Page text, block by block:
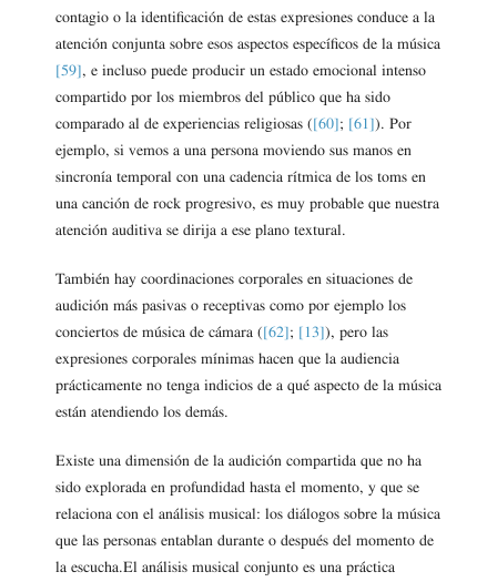
contagio o la identificación de estas expresiones conduce a la
atención conjunta sobre esos aspectos específicos de la música
[59], e incluso puede producir un estado emocional intenso
compartido por los miembros del público que ha sido
comparado al de experiencias religiosas ([60]; [61]). Por
ejemplo, si vemos a una persona moviendo sus manos en
sincronía temporal con una cadencia rítmica de los toms en
una canción de rock progresivo, es muy probable que nuestra
atención auditiva se dirija a ese plano textural.
También hay coordinaciones corporales en situaciones de
audición más pasivas o receptivas como por ejemplo los
conciertos de música de cámara ([62]; [13]), pero las
expresiones corporales mínimas hacen que la audiencia
prácticamente no tenga indicios de a qué aspecto de la música
están atendiendo los demás.
Existe una dimensión de la audición compartida que no ha
sido explorada en profundidad hasta el momento, y que se
relaciona con el análisis musical: los diálogos sobre la música
que las personas entablan durante o después del momento de
la escucha.El análisis musical conjunto es una práctica